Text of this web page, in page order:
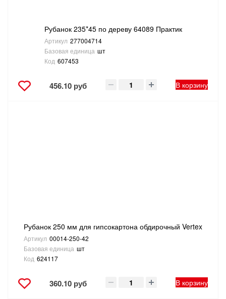
Рубанок 235*45 по дереву 64089 Практик
Артикул 277004714
Базовая единица шт
Код 607453
456.10 руб В корзину
Рубанок 250 мм для гипсокартона обдирочный Vertex
Артикул 00014-250-42
Базовая единица шт
Код 624117
360.10 руб В корзину